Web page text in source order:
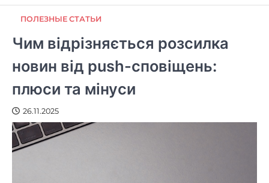
ПОЛЕЗНЫЕ СТАТЬИ
Чим відрізняється розсилка
новин від push-сповіщень:
плюси та мінуси
26.11.2025